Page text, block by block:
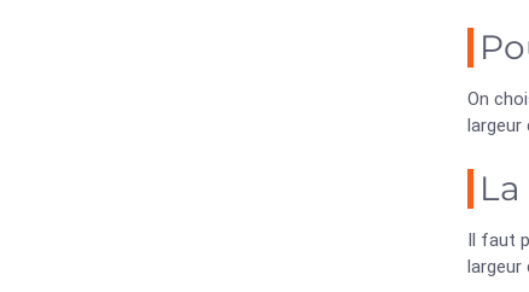
On
Il faut